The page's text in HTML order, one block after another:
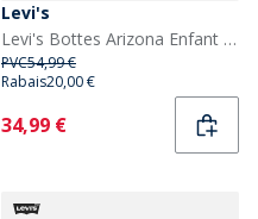
Levi's
Levi's Bottes Arizona Enfant Noir 0003
PVC54,99 €
Rabais20,00 €
Current
34,99 €